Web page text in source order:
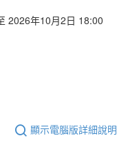
查看運費
2026年10月2日 18:00
顯示電腦版詳細說明